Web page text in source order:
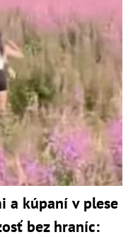
a kúpaní v plese
bez hraníc: